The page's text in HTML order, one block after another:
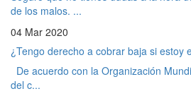
de los malos. ...
04 Mar 2020
¿Tengo derecho a cobrar baja si estoy
De acuerdo con la Organización
del c...